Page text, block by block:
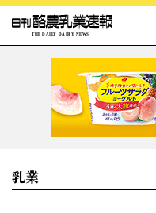
乳業